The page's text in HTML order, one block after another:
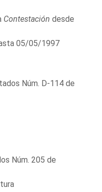
Contestación desde
05/05/1997
Núm. D-114 de
Núm. 205 de